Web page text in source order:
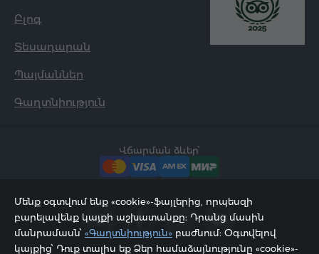
Բլոգ
Տեսադարան
Պայմաններ
Գաղտնիություն
Վճարման ձևեր՝
Մենք օգտվում ենք «cookie»-ֆայլերից, որպեսզի
բարելավենք կայքի աշխատանքը: Դրանց մասին
մանրամասն՝ «Գաղտնիություն» բաժնում: Օգտվելով
կայքից՝ Դուք տալիս եք Ձեր համաձայնությունը «cookie»-